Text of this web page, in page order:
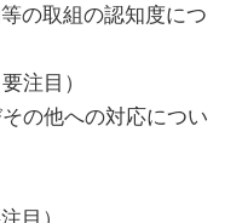
の取組の認知度につ
注目）
の他への対応につい